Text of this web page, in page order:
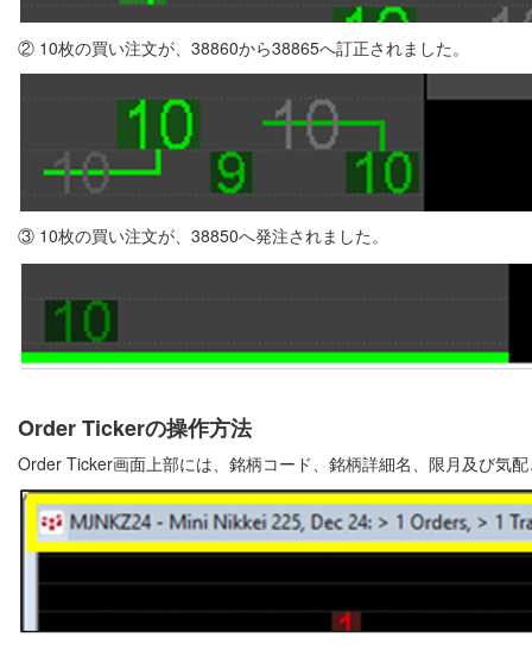
② 10枚の買い注文が、38860から38865へ訂正されました。
③ 10枚の買い注文が、38850へ発注されました。
Order Tickerの操作方法
Order Ticker画面上部には、銘柄コード、銘柄詳細名、限月及び気